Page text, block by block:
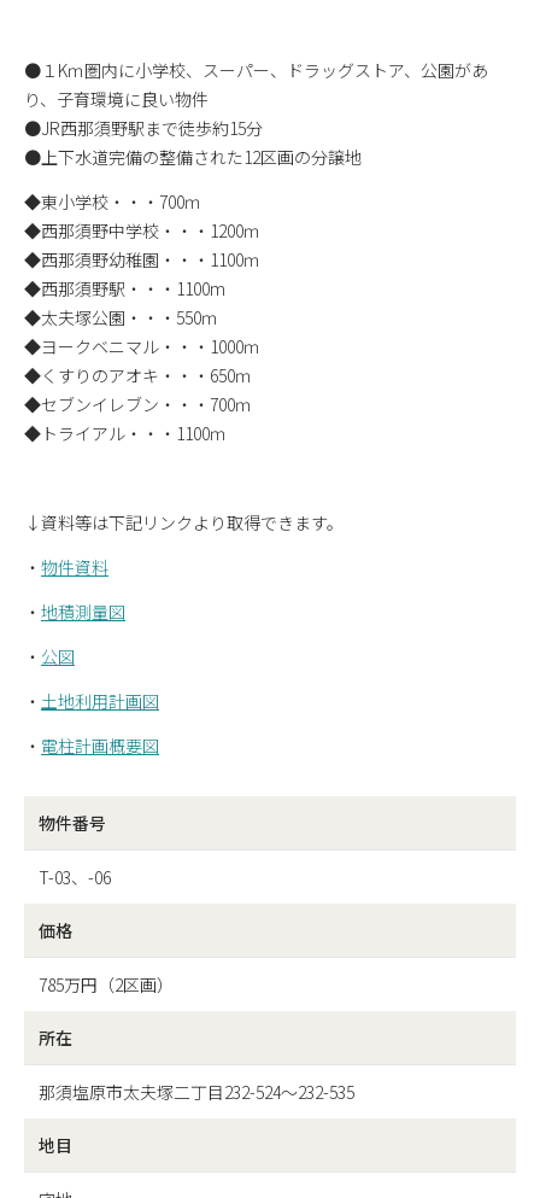
●１Kｍ圏内に小学校、スーパー、ドラッグストア、公園があ
り、子育環境に良い物件
●JR西那須野駅まで徒歩約15分
●上下水道完備の整備された12区画の分譲地
◆東小学校・・・700ｍ
◆西那須野中学校・・・1200ｍ
◆西那須野幼稚園・・・1100ｍ
◆西那須野駅・・・1100m
◆太夫塚公園・・・550ｍ
◆ヨークベニマル・・・1000ｍ
◆くすりのアオキ・・・650ｍ
◆セブンイレブン・・・700ｍ
◆トライアル・・・1100ｍ
↓資料等は下記リンクより取得できます。
・ 物件資料
・ 地積測量図
・ 公図
・ 土地利用計画図
・ 電柱計画概要図
物件番号
T-03、-06
価格
785万円（2区画）
所在
那須塩原市太夫塚二丁目232-524～232-535
地目